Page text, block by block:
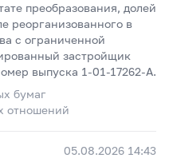
преобразования, долей
реорганизованного в
с ограниченной
застройщик
выпуска 1-01-17262-A.
бумаг
отношений
05.08.2026 14:43